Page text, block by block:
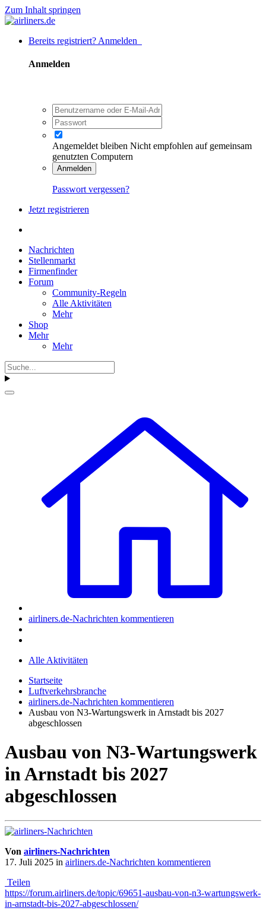
Zum Inhalt springen
Bereits registriert? Anmelden
Anmelden
Angemeldet bleiben Nicht empfohlen auf gemeinsam
genutzten Computern
Anmelden
Passwort vergessen?
Jetzt registrieren
Nachrichten
Stellenmarkt
Firmenfinder
Forum
Community-Regeln
Alle Aktivitäten
Mehr
Shop
Mehr
Mehr
airliners.de-Nachrichten kommentieren
Alle Aktivitäten
Startseite
Luftverkehrsbranche
airliners.de-Nachrichten kommentieren
Ausbau von N3-Wartungswerk in Arnstadt bis 2027
abgeschlossen
Ausbau von N3-Wartungswerk
in Arnstadt bis 2027
abgeschlossen
Von airliners-Nachrichten
17. Juli 2025 in airliners.de-Nachrichten kommentieren
Teilen
https://forum.airliners.de/topic/69651-ausbau-von-n3-wartungswerk-
in-arnstadt-bis-2027-abgeschlossen/